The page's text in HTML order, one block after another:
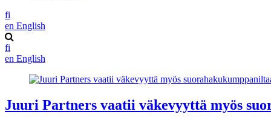
fi
en English
fi
en English
Juuri Partners vaatii väkevyyttä myös